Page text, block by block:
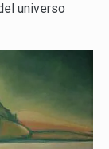
universo